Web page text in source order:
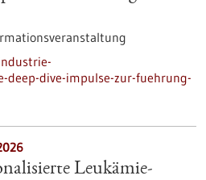
dive-impulse-zur-fuehrung-
Leukämie-